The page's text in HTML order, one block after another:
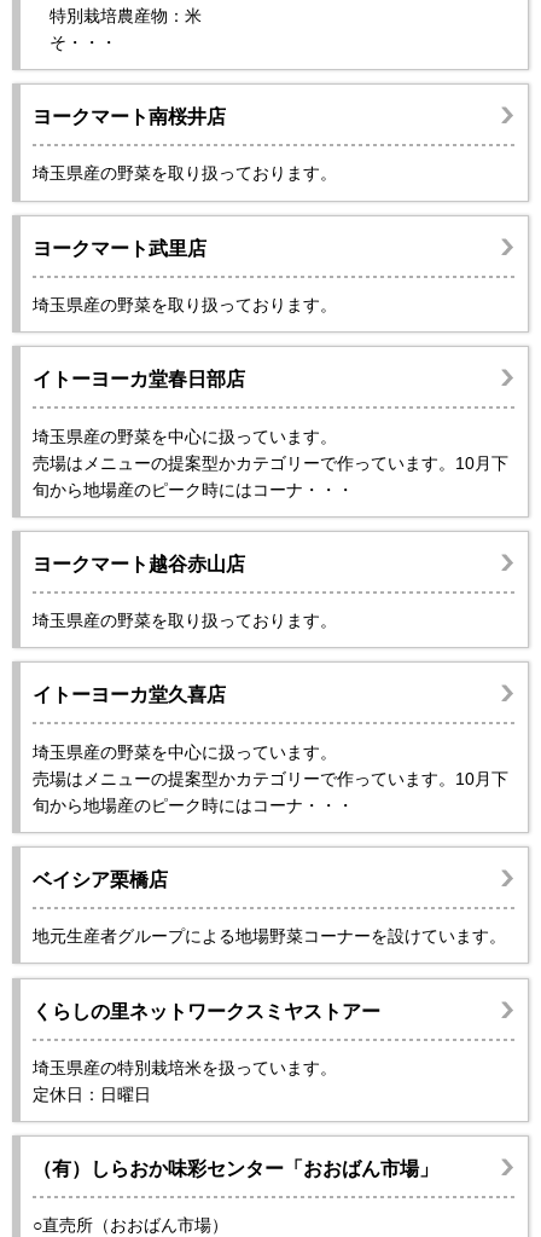
特別栽培農産物：米
そ・・・
ヨークマート南桜井店
埼玉県産の野菜を取り扱っております。
ヨークマート武里店
埼玉県産の野菜を取り扱っております。
イトーヨーカ堂春日部店
埼玉県産の野菜を中心に扱っています。
売場はメニューの提案型かカテゴリーで作っています。10月下
旬から地場産のピーク時にはコーナ・・・
ヨークマート越谷赤山店
埼玉県産の野菜を取り扱っております。
イトーヨーカ堂久喜店
埼玉県産の野菜を中心に扱っています。
売場はメニューの提案型かカテゴリーで作っています。10月下
旬から地場産のピーク時にはコーナ・・・
ベイシア栗橋店
地元生産者グループによる地場野菜コーナーを設けています。
くらしの里ネットワークスミヤストアー
埼玉県産の特別栽培米を扱っています。
定休日：日曜日
（有）しらおか味彩センター「おおばん市場」
○直売所（おおばん市場）